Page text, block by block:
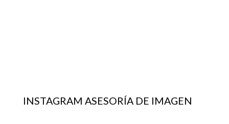
INSTAGRAM ASESORÍA DE IMAGEN